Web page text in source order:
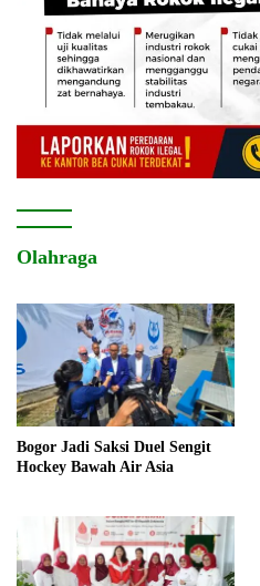
Olahraga
Bogor Jadi Saksi Duel Sengit
Hockey Bawah Air Asia